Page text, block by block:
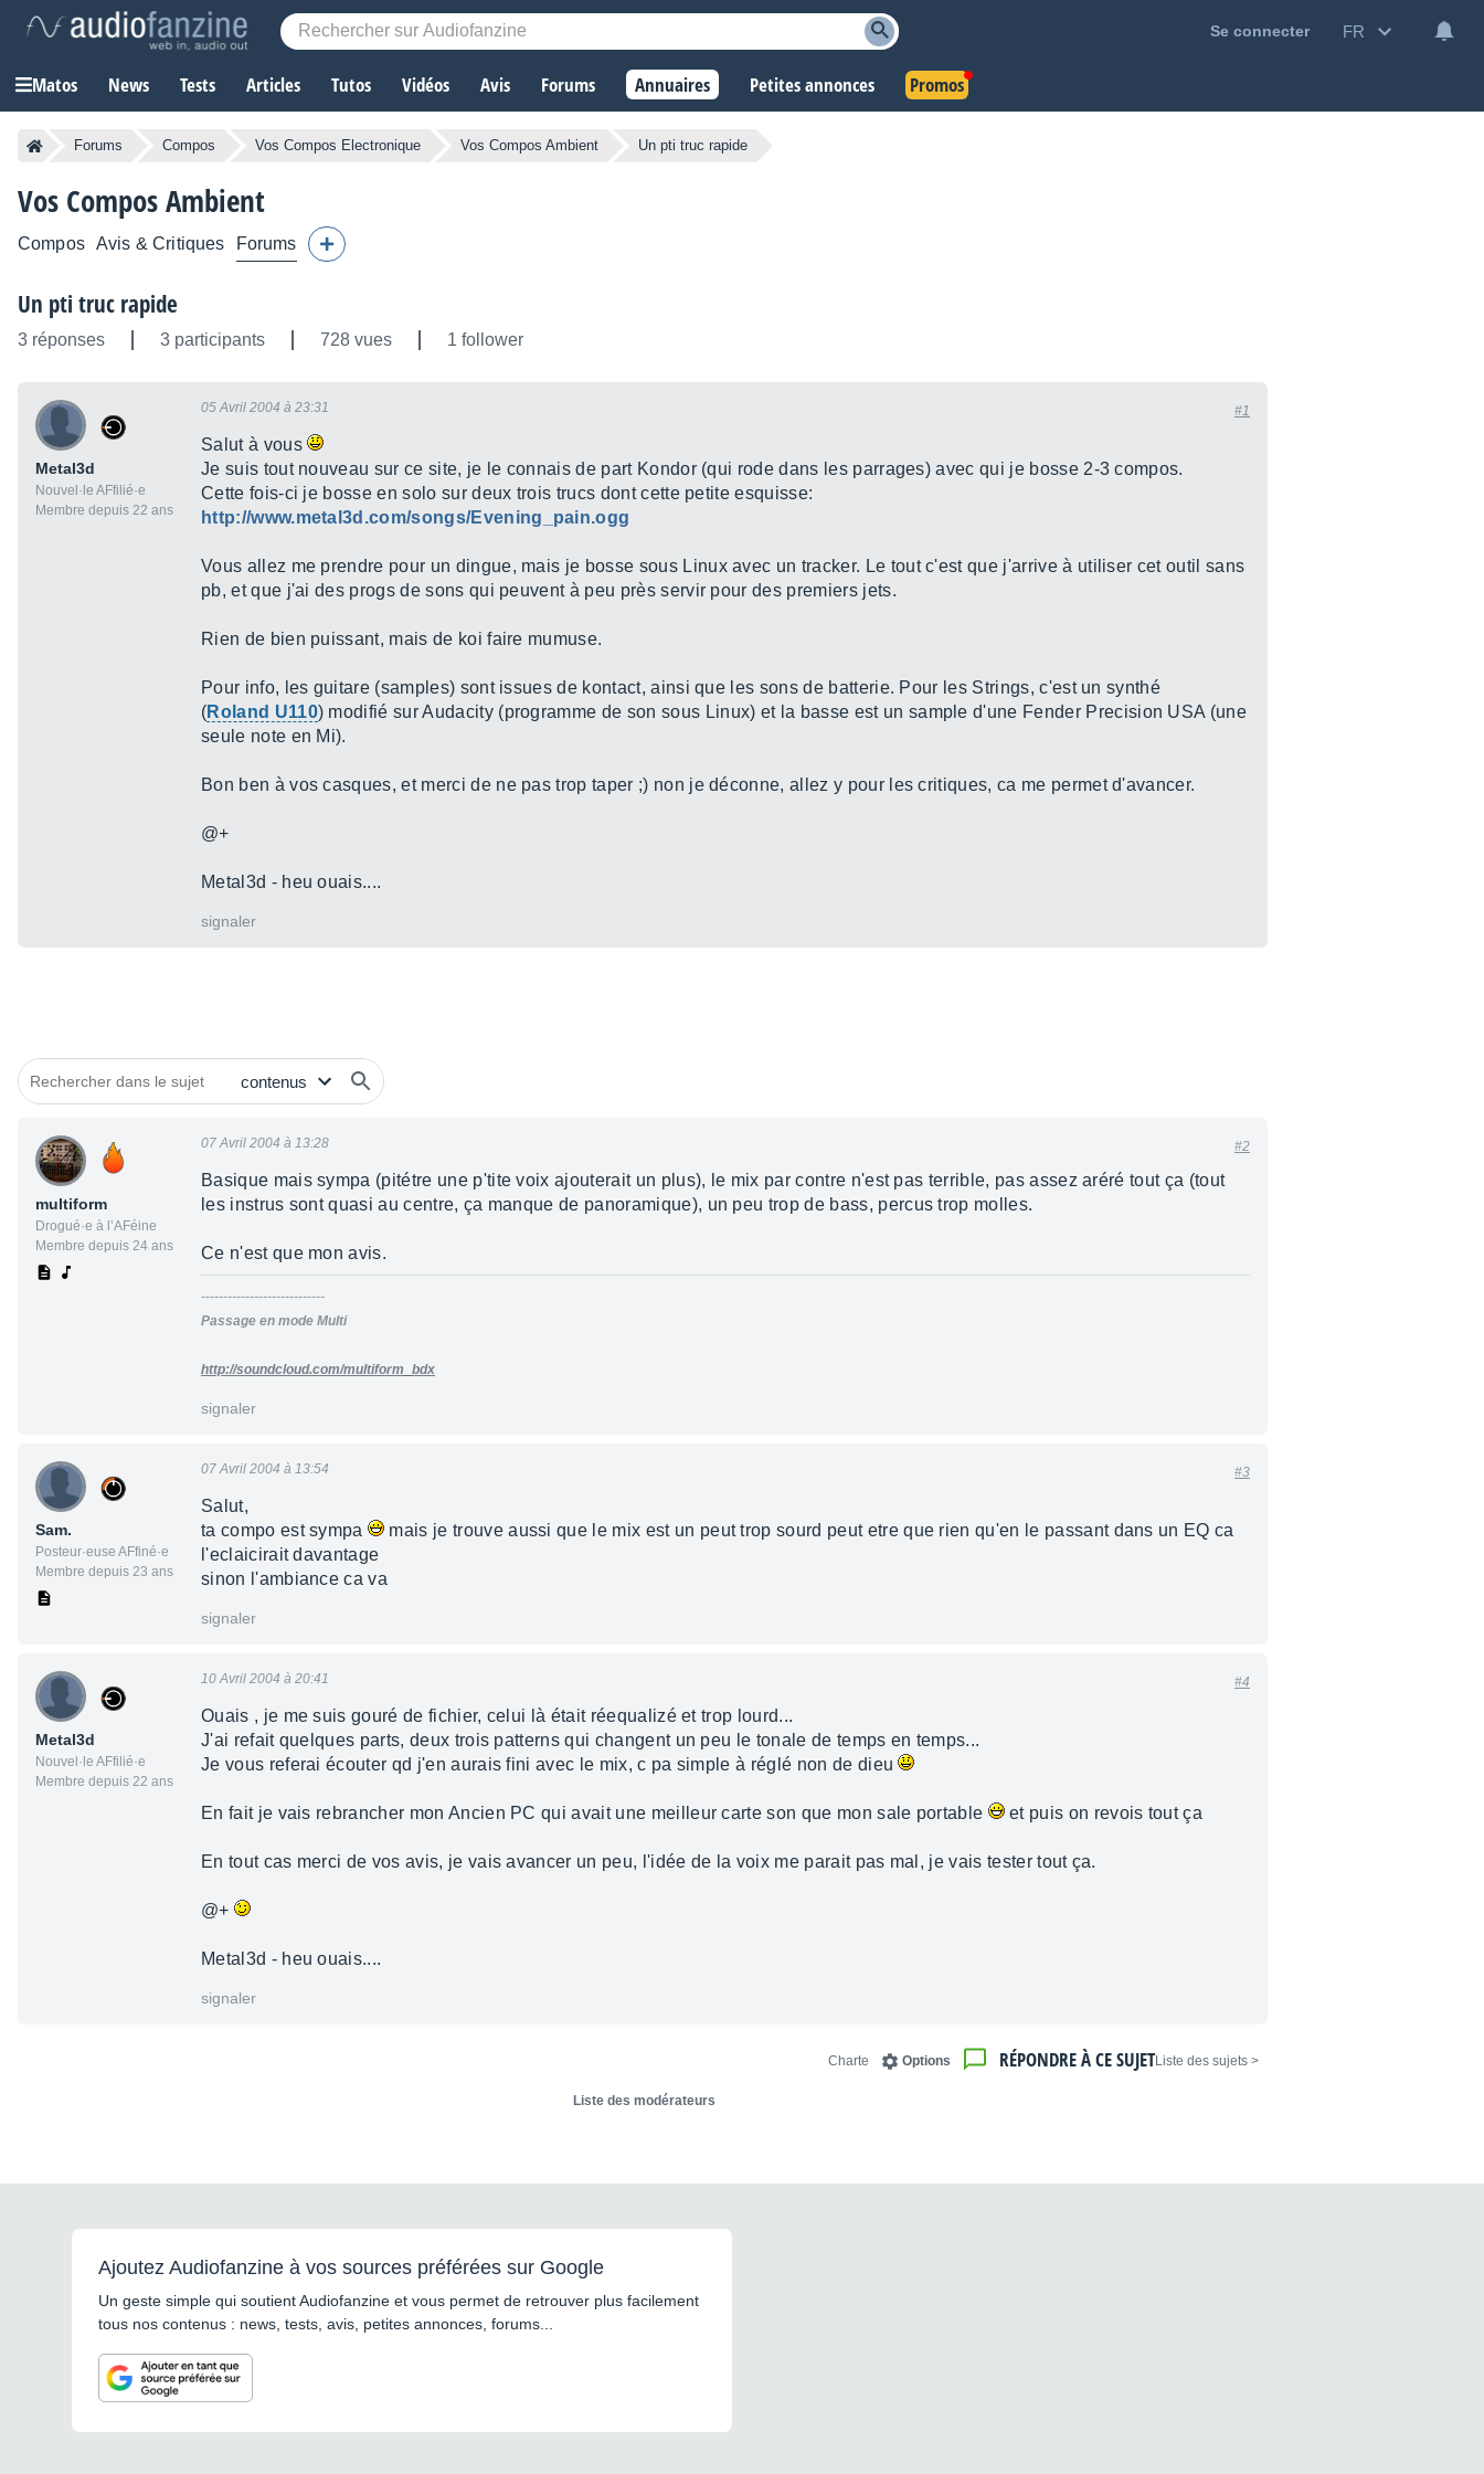
Se connecter FR
Matos News Tests Articles Tutos Vidéos Avis Forums Annuaires Petites annonces Promos
Forums Compos Vos Compos Electronique Vos Compos Ambient Un pti truc rapide
Vos Compos Ambient
Compos Avis & Critiques Forums
Un pti truc rapide
3 réponses 3 participants 728 vues 1 follower
Metal3d
Nouvel·le AFfilié·e
Membre depuis 22 ans
05 Avril 2004 à 23:31 #1
Salut à vous
Je suis tout nouveau sur ce site, je le connais de part Kondor (qui rode dans les parrages) avec qui je bosse 2-3 compos.
Cette fois-ci je bosse en solo sur deux trois trucs dont cette petite esquisse:
http://www.metal3d.com/songs/Evening_pain.ogg
Vous allez me prendre pour un dingue, mais je bosse sous Linux avec un tracker. Le tout c'est que j'arrive à utiliser cet outil sans
pb, et que j'ai des progs de sons qui peuvent à peu près servir pour des premiers jets.
Rien de bien puissant, mais de koi faire mumuse.
Pour info, les guitare (samples) sont issues de kontact, ainsi que les sons de batterie. Pour les Strings, c'est un synthé
(Roland U110) modifié sur Audacity (programme de son sous Linux) et la basse est un sample d'une Fender Precision USA (une
seule note en Mi).
Bon ben à vos casques, et merci de ne pas trop taper ;) non je déconne, allez y pour les critiques, ca me permet d'avancer.
@+
Metal3d - heu ouais....
signaler
multiform
Drogué·e à l’AFéine
Membre depuis 24 ans
07 Avril 2004 à 13:28 #2
Basique mais sympa (pitétre une p'tite voix ajouterait un plus), le mix par contre n'est pas terrible, pas assez aréré tout ça (tout
les instrus sont quasi au centre, ça manque de panoramique), un peu trop de bass, percus trop molles.
Ce n'est que mon avis.
----------------------------
Passage en mode Multi
http://soundcloud.com/multiform_bdx
signaler
Sam.
Posteur·euse AFfiné·e
Membre depuis 23 ans
07 Avril 2004 à 13:54 #3
Salut,
ta compo est sympa
mais je trouve aussi que le mix est un peut trop sourd peut etre que rien qu'en le passant dans un EQ ca
l'eclaicirait davantage
sinon l'ambiance ca va
signaler
Metal3d
Nouvel·le AFfilié·e
Membre depuis 22 ans
10 Avril 2004 à 20:41 #4
Ouais , je me suis gouré de fichier, celui là était réequalizé et trop lourd...
J'ai refait quelques parts, deux trois patterns qui changent un peu le tonale de temps en temps...
Je vous referai écouter qd j'en aurais fini avec le mix, c pa simple à réglé non de dieu
En fait je vais rebrancher mon Ancien PC qui avait une meilleur carte son que mon sale portable et puis on revois tout ça
En tout cas merci de vos avis, je vais avancer un peu, l'idée de la voix me parait pas mal, je vais tester tout ça.
@+
Metal3d - heu ouais....
signaler
< Liste des sujets
RÉPONDRE À CE SUJET
Options
Charte
Liste des modérateurs
Ajoutez Audiofanzine à vos sources préférées sur Google
Un geste simple qui soutient Audiofanzine et vous permet de retrouver plus facilement
tous nos contenus : news, tests, avis, petites annonces, forums...